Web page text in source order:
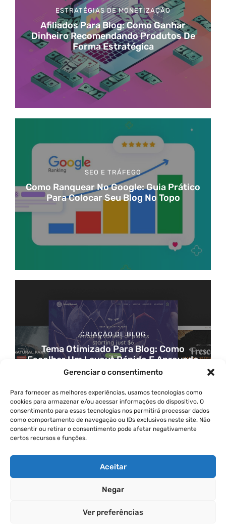
Gerenciar o consentimento
Para fornecer as melhores experiências, usamos tecnologias como
cookies para armazenar e/ou acessar informações do dispositivo. O
consentimento para essas tecnologias nos permitirá processar dados
como comportamento de navegação ou IDs exclusivos neste site. Não
consentir ou retirar o consentimento pode afetar negativamente
certos recursos e funções.
Aceitar
Negar
Ver preferências
ESTRATÉGIAS DE MONETIZAÇÃO
Afiliados Para Blog: Como Ganhar
Dinheiro Recomendando Produtos De
Forma Estratégica
SEO E TRÁFEGO
Como Ranquear No Google: Guia Prático
Para Colocar Seu Blog No Topo
CRIAÇÃO DE BLOG
Tema Otimizado Para Blog: Como
Escolher Um Layout Rápido E Aprovado
No AdSense
Fale Comigo